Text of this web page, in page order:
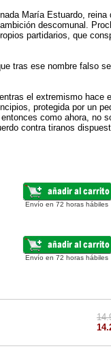
María Estuardo, reina
descomunal.
partidarios, que
tras ese nombre falso se
el extremismo hace
protegida por un
como ahora, no
contra tiranos
Envío en 72 horas hábiles
Envío en 72 horas hábiles